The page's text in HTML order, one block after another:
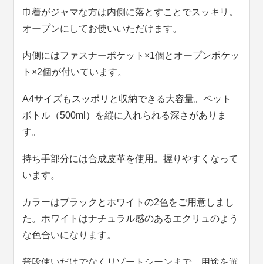
巾着がジャマな方は内側に落とすことでスッキリ。
オープンにしてお使いいただけます。
内側にはファスナーポケット×1個とオープンポケッ
ト×2個が付いています。
A4サイズもスッポリと収納できる大容量。ペット
ボトル（500ml）を縦に入れられる深さがありま
す。
持ち手部分には合成皮革を使用。握りやすくなって
います。
カラーはブラックとホワイトの2色をご用意しまし
た。ホワイトはナチュラル感のあるエクリュのよう
な色合いになります。
普段使いだけでなくリゾートシーンまで、用途を選